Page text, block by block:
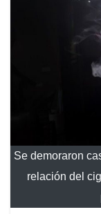
Se demoraron
relación del